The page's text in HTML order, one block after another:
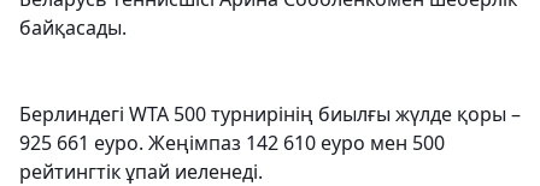
байқасады.
Берлиндегі WTA 500 турнирінің биылғы жүлде қоры –
925 661 еуро. Жеңімпаз 142 610 еуро мен 500
рейтингтік ұпай иеленеді.